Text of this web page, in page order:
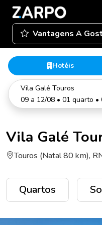
Vantagens A
Hotéis
Vila Galé Touros
09 a 12/08 • 01 quarto •
Vila Galé
Touros (Natal 80 km),
Quartos